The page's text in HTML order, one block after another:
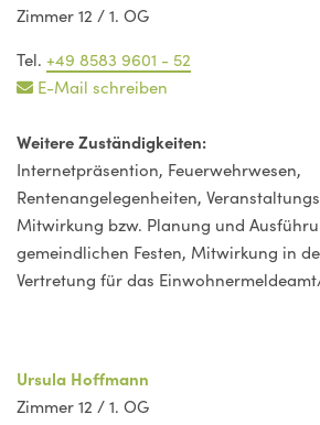
Zimmer 12 / 1. OG
Tel. +49 8583 9601 - 52
E-Mail schreiben
Weitere Zuständigkeiten:
Internetpräsention, Feuerwehrwesen,
Rentenangelegenheiten,
Mitwirkung bzw. Planung und
gemeindlichen Festen, Mitwirkung in
Vertretung für das
Ursula Hoffmann
Zimmer 12 / 1. OG